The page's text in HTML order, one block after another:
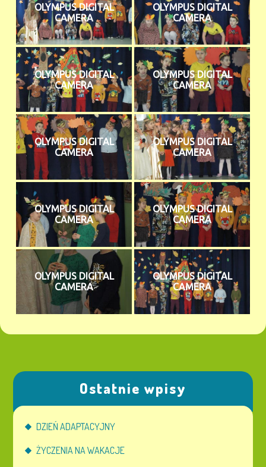
OLYMPUS DIGITAL
CAMERA
OLYMPUS DIGITAL
CAMERA
OLYMPUS DIGITAL
CAMERA
OLYMPUS DIGITAL
CAMERA
OLYMPUS DIGITAL
CAMERA
OLYMPUS DIGITAL
CAMERA
OLYMPUS DIGITAL
CAMERA
OLYMPUS DIGITAL
CAMERA
OLYMPUS DIGITAL
CAMERA
OLYMPUS DIGITAL
CAMERA
Ostatnie wpisy
DZIEŃ ADAPTACYJNY
ŻYCZENIA NA WAKACJE